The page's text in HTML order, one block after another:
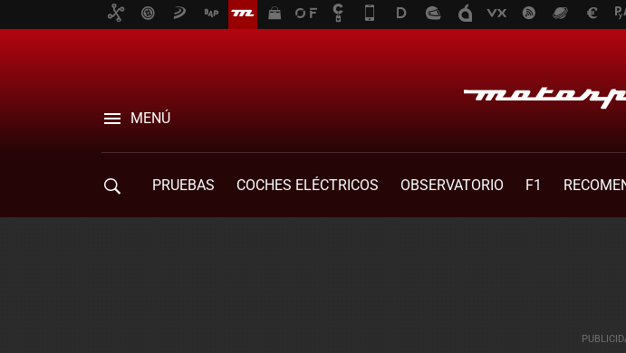
MENÚ
PRUEBAS COCHES ELÉCTRICOS OBSERVATORIO F1